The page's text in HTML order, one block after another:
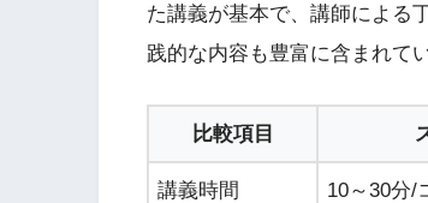
た講義が基本で、講師による
践的な内容も豊富に含まれて
比較項目
講義時間 10～30分/